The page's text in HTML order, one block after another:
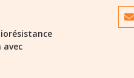
avec